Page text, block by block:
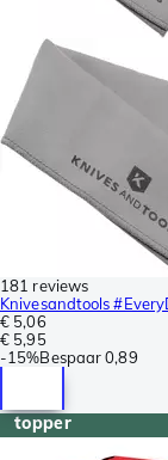
181 reviews
Knivesandtools
€ 5,06
€ 5,95
-15%Bespaar 0,89
topper